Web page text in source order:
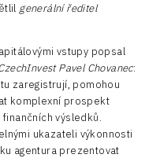
generální ředitel
vstupy popsal
Pavel Chovanec:
zaregistrují, pomohou
komplexní prospekt
výsledků.
ukazateli výkonnosti
agentura prezentovat